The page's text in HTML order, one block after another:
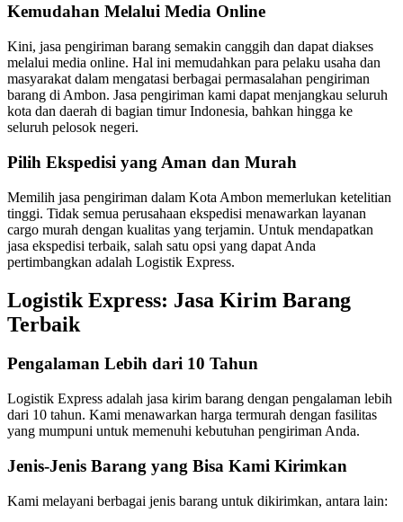
Kemudahan Melalui Media Online
Kini, jasa pengiriman barang semakin canggih dan dapat diakses
melalui media online. Hal ini memudahkan para pelaku usaha dan
masyarakat dalam mengatasi berbagai permasalahan pengiriman
barang di Ambon. Jasa pengiriman kami dapat menjangkau seluruh
kota dan daerah di bagian timur Indonesia, bahkan hingga ke
seluruh pelosok negeri.
Pilih Ekspedisi yang Aman dan Murah
Memilih jasa pengiriman dalam Kota Ambon memerlukan ketelitian
tinggi. Tidak semua perusahaan ekspedisi menawarkan layanan
cargo murah dengan kualitas yang terjamin. Untuk mendapatkan
jasa ekspedisi terbaik, salah satu opsi yang dapat Anda
pertimbangkan adalah Logistik Express.
Logistik Express: Jasa Kirim Barang
Terbaik
Pengalaman Lebih dari 10 Tahun
Logistik Express adalah jasa kirim barang dengan pengalaman lebih
dari 10 tahun. Kami menawarkan harga termurah dengan fasilitas
yang mumpuni untuk memenuhi kebutuhan pengiriman Anda.
Jenis-Jenis Barang yang Bisa Kami Kirimkan
Kami melayani berbagai jenis barang untuk dikirimkan, antara lain: